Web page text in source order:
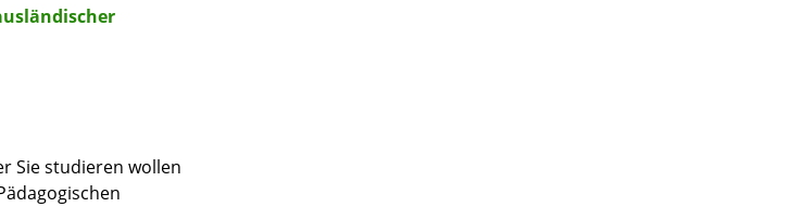
Sie studieren wollen